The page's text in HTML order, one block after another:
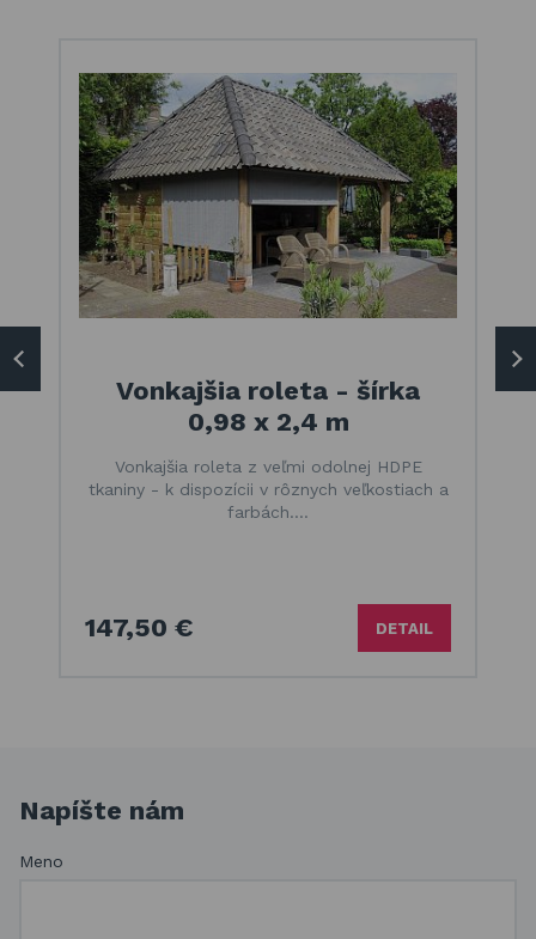
Vonkajšia roleta - šírka
0,98 x 2,4 m
Vonkajšia roleta z veľmi odolnej HDPE
tkaniny - k dispozícii v rôznych veľkostiach a
farbách.…
147,50 € DETAIL
Napíšte nám
Meno